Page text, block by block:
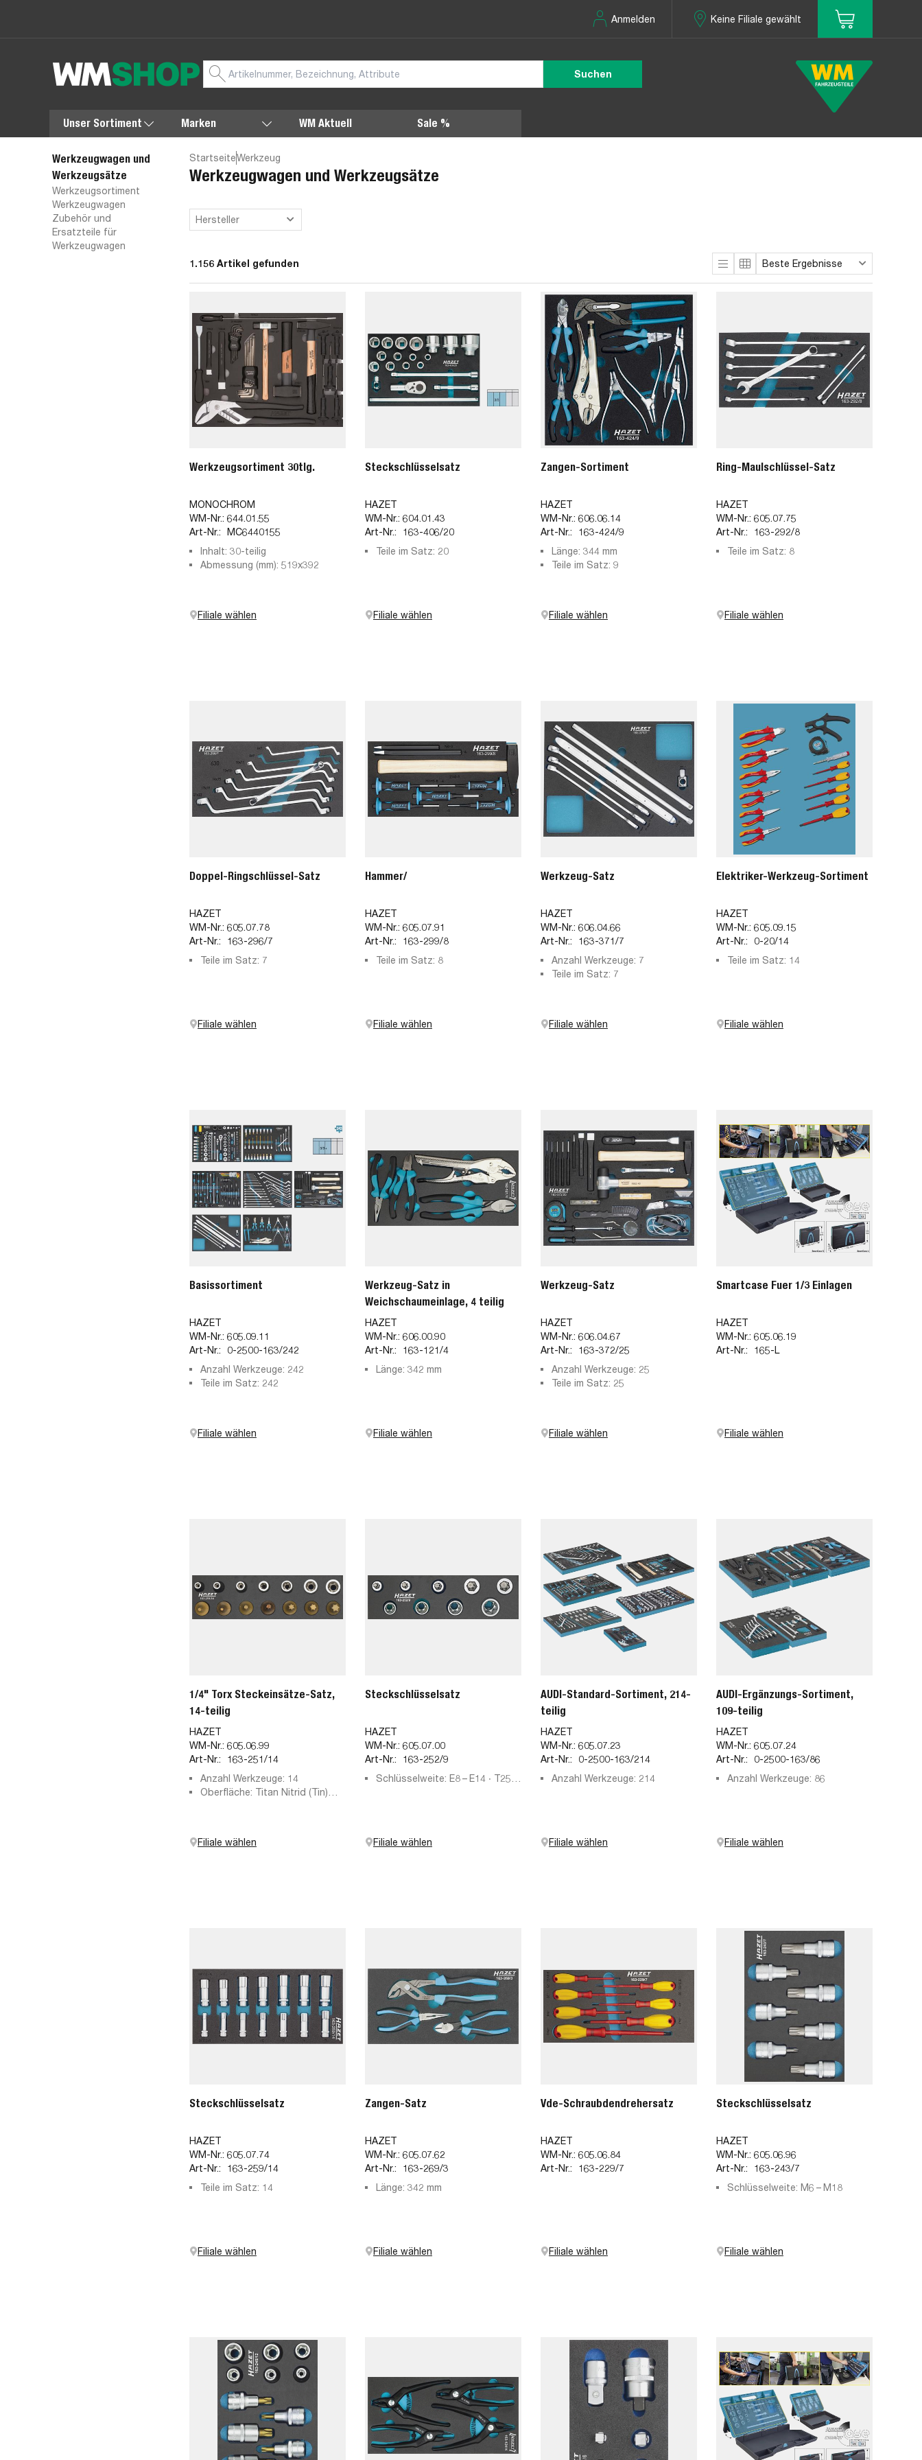
Anmelden Keine Filiale gewählt
Suchen
Unser Sortiment Marken WM Aktuell Sale %
Werkzeugwagen und
Werkzeugsätze
Werkzeugsortiment
Werkzeugwagen
Zubehör und
Ersatzteile für
Werkzeugwagen
StartseiteWerkzeug
Werkzeugwagen und Werkzeugsätze
Hersteller
1.156 Artikel gefunden Sortieren
Beste Ergebnisse
Werkzeugsortiment 30tlg.
MONOCHROM
WM-Nr.: 644.01.55
Art-Nr.: MC6440155
Inhalt: 30-teilig
Abmessung (mm): 519x392
Filiale wählen
Steckschlüsselsatz
HAZET
WM-Nr.: 604.01.43
Art-Nr.:
163-406/20
Teile im Satz: 20
Filiale wählen
Zangen-Sortiment
HAZET
WM-Nr.: 606.06.14
Art-Nr.:
163-424/9
Länge: 344 mm
Teile im Satz: 9
Filiale wählen
Ring-Maulschlüssel-Satz
HAZET
WM-Nr.: 605.07.75
Art-Nr.:
163-292/8
Teile im Satz: 8
Filiale wählen
Doppel-Ringschlüssel-Satz
HAZET
WM-Nr.: 605.07.78
Art-Nr.:
163-296/7
Teile im Satz: 7
Filiale wählen
Hammer/
HAZET
WM-Nr.: 605.07.91
Art-Nr.:
163-299/8
Teile im Satz: 8
Filiale wählen
Werkzeug-Satz
HAZET
WM-Nr.: 606.04.66
Art-Nr.:
163-371/7
Anzahl Werkzeuge: 7
Teile im Satz: 7
Filiale wählen
Elektriker-Werkzeug-Sortiment
HAZET
WM-Nr.: 605.09.15
Art-Nr.:
0-20/14
Teile im Satz: 14
Filiale wählen
Basissortiment
HAZET
WM-Nr.: 605.09.11
Art-Nr.:
0-2500-163/242
Anzahl Werkzeuge: 242
Teile im Satz: 242
Filiale wählen
Werkzeug-Satz in
Weichschaumeinlage, 4 teilig
HAZET
WM-Nr.: 606.00.90
Art-Nr.:
163-121/4
Länge: 342 mm
Filiale wählen
Werkzeug-Satz
HAZET
WM-Nr.: 606.04.67
Art-Nr.:
163-372/25
Anzahl Werkzeuge: 25
Teile im Satz: 25
Filiale wählen
Smartcase Fuer 1/3 Einlagen
HAZET
WM-Nr.: 605.06.19
Art-Nr.:
165-L
Filiale wählen
1/4" Torx Steckeinsätze-Satz,
14-teilig
HAZET
WM-Nr.: 605.06.99
Art-Nr.:
163-251/14
Anzahl Werkzeuge: 14
Oberfläche: Titan Nitrid (Tin)
Filiale wählen
Steckschlüsselsatz
HAZET
WM-Nr.: 605.07.00
Art-Nr.:
163-252/9
Schlüsselweite: E8 – E14 ∙ T25 –
Filiale wählen
AUDI-Standard-Sortiment, 214-
teilig
HAZET
WM-Nr.: 605.07.23
Art-Nr.:
0-2500-163/214
Anzahl Werkzeuge: 214
Filiale wählen
AUDI-Ergänzungs-Sortiment,
109-teilig
HAZET
WM-Nr.: 605.07.24
Art-Nr.:
0-2500-163/86
Anzahl Werkzeuge: 86
Filiale wählen
Steckschlüsselsatz
HAZET
WM-Nr.: 605.07.74
Art-Nr.:
163-259/14
Teile im Satz: 14
Filiale wählen
Zangen-Satz
HAZET
WM-Nr.: 605.07.62
Art-Nr.:
163-269/3
Länge: 342 mm
Filiale wählen
Vde-Schraubdendrehersatz
HAZET
WM-Nr.: 605.06.84
Art-Nr.:
163-229/7
Filiale wählen
Steckschlüsselsatz
HAZET
WM-Nr.: 605.06.96
Art-Nr.:
163-243/7
Schlüsselweite: M6 – M18
Filiale wählen